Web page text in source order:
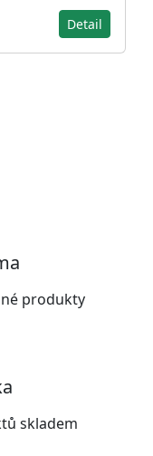
Detail
produkty
skladem